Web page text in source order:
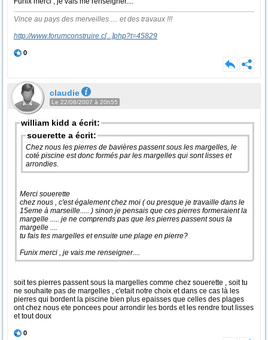
Vince au pays des merveilles .... et des travaux !!!
http://www.forumconstruire.c[...]php?t=45829
0
claudie
Le 22/08/2007 à 20h55
william kidd a écrit:
souerette a écrit:
Chez nous les pierres de bavières passent sous les margelles, le
coté piscine est donc formés par les margelles qui sont lisses et
arrondies.
Merci souerette
chez nous , c'est également chez moi ( ou presque je travaille dans le
15eme à marseille..... ) sinon je pensais que ces pierres formeraient la
margelle ..... je ne comprends pas que les pierres passent sous la
margelle ....
tu fais tes margelles et ensuite une plage en pierre?
Funix merci , je vais me renseigner....
soit tes pierres passent sous la margelles comme chez souerette , soit tu
ne souhaite pas de margelles , c'etait notre choix et dans ce cas là les
pierres qui bordent la piscine bien plus epaisses que celles des plages
ont chez nous ete poncees pour arrondir les bords et les rendre tout lisses
et tout doux
0